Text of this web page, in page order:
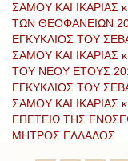
ΣΑΜΟΥ ΚΑΙ ΙΚΑΡΙΑΣ
ΤΩΝ ΘΕΟΦΑΝΕΙΩΝ
ΕΓΚΥΚΛΙΟΣ ΤΟΥ
ΣΑΜΟΥ ΚΑΙ ΙΚΑΡΙΑΣ
ΤΟΥ ΝΕΟΥ ΕΤΟΥΣ
ΕΓΚΥΚΛΙΟΣ ΤΟΥ
ΣΑΜΟΥ ΚΑΙ ΙΚΑΡΙΑΣ
ΕΠΕΤΕΙΩ ΤΗΣ
ΜΗΤΡΟΣ ΕΛΛΑΔΟΣ